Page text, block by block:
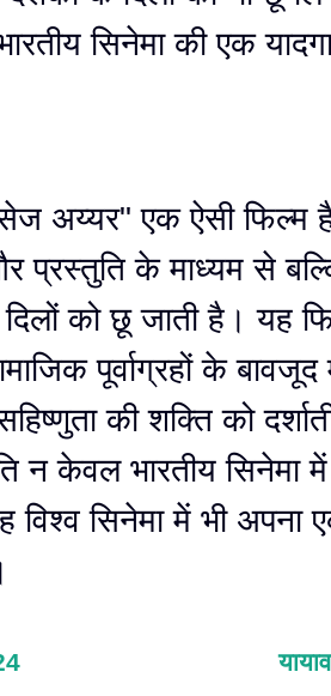
सिनेमा की एक
अय्यर" एक ऐसी फिल्म
प्रस्तुति के माध्यम से
को छू जाती है। यह
पूर्वाग्रहों के बावजूद
की शक्ति को
केवल भारतीय सिनेमा में
विश्व सिनेमा में भी अपना